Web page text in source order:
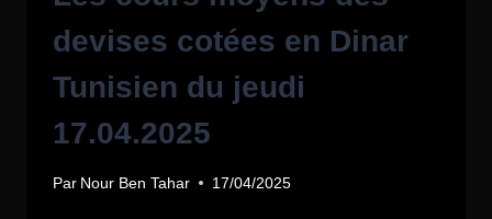
devises cotées en Dinar
Tunisien du jeudi
17.04.2025
Par Nour Ben Tahar 17/04/2025